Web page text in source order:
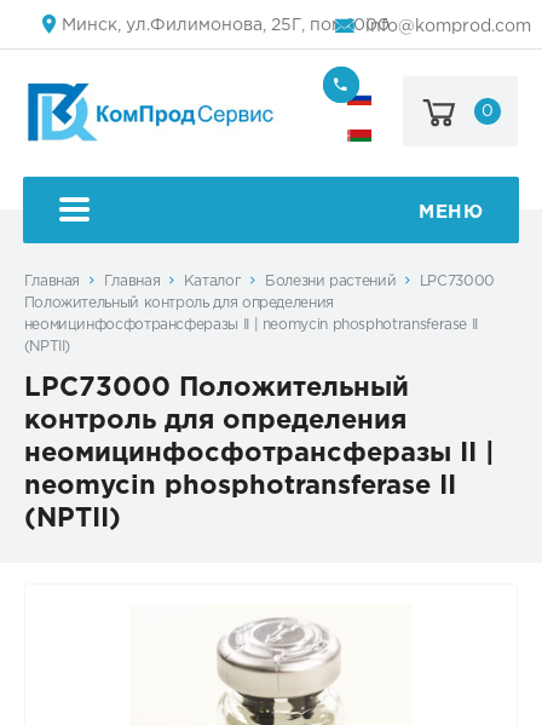
Минск, ул.Филимонова, 25Г, пом.1000info@komprod.com
(499)
444-
50
0
МЕНЮ
Главная Главная Каталог Болезни растений
LPC73000
Положительный контроль для определения
неомицинфосфотрансферазы II | neomycin phosphotransferase II
(NPTII)
LPC73000 Положительный
контроль для определения
неомицинфосфотрансферазы II |
neomycin phosphotransferase II
(NPTII)